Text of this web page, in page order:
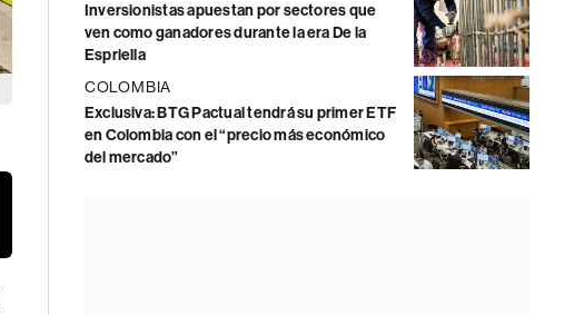
Inversionistas apuestan por sectores que
ven como ganadores durante la era De la
Espriella
COLOMBIA
Exclusiva: BTG Pactual tendrá su primer ETF
en Colombia con el “precio más económico
del mercado”